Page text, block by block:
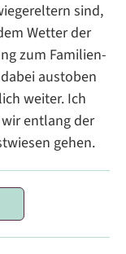
sind,
Wetter der
zum Familien-
austoben
weiter. Ich
entlang der
gehen.